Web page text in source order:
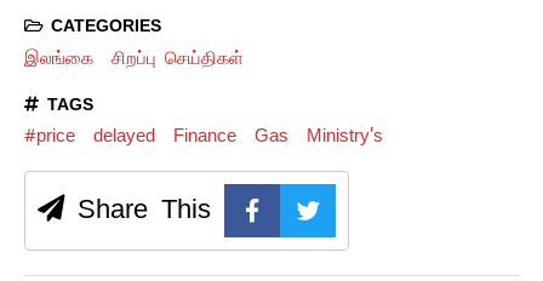
CATEGORIES
இலங்கை சிறப்பு செய்திகள்
TAGS
#price delayed Finance Gas Ministry's
Share This